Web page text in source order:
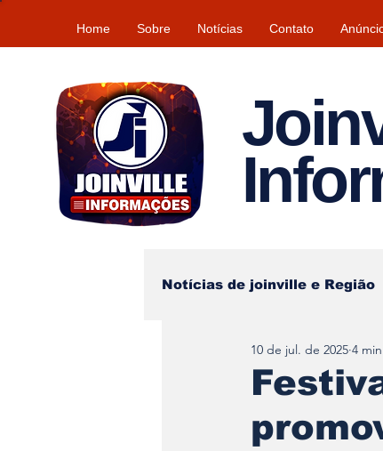
Home Sobre Notícias Contato
Notícias de joinville e Região
Tempo\clima
10 de jul. de 2025 4